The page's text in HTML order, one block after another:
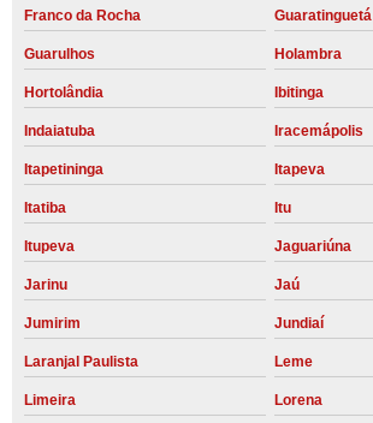
Franco da Rocha Guaratinguetá
Guarulhos Holambra
Hortolândia Ibitinga
Indaiatuba Iracemápolis
Itapetininga Itapeva
Itatiba Itu
Itupeva Jaguariúna
Jarinu Jaú
Jumirim Jundiaí
Laranjal Paulista Leme
Limeira Lorena